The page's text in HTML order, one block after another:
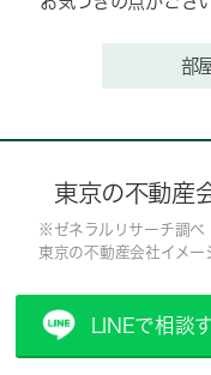
部
東京の不動産
※ゼネラルリサーチ調べ
東京の不動産会社イメー
LINEで相談